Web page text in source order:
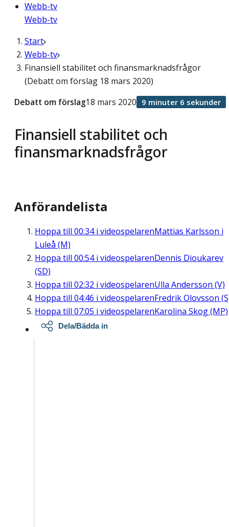
Webb-tv
Webb-tv
Start
Webb-tv
Finansiell stabilitet och finansmarknadsfrågor
(Debatt om förslag 18 mars 2020)
Finansiell stabilitet och
finansmarknadsfrågor
Debatt om förslag18 mars 2020 9 minuter 6 sekunder
Anförandelista
Hoppa till 00:34i videospelarenMattias Karlsson i
Luleå (M)
Hoppa till 00:54i videospelarenDennis Dioukarev
(SD)
Hoppa till 02:32 i videospelarenUlla Andersson (V)
Hoppa till 04:46 i videospelarenFredrik Olovsson
Hoppa till 07:05 i videospelarenKarolina Skog (MP)
Dela/Bädda in